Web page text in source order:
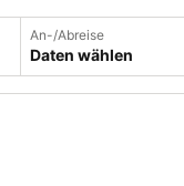
An-/Abreise
Daten wählen